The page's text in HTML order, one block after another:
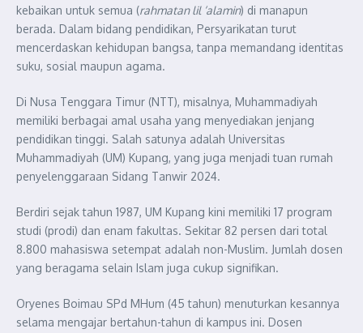
kebaikan untuk semua (rahmatan lil ‘alamin) di manapun
berada. Dalam bidang pendidikan, Persyarikatan turut
mencerdaskan kehidupan bangsa, tanpa memandang identitas
suku, sosial maupun agama.
Di Nusa Tenggara Timur (NTT), misalnya, Muhammadiyah
memiliki berbagai amal usaha yang menyediakan jenjang
pendidikan tinggi. Salah satunya adalah Universitas
Muhammadiyah (UM) Kupang, yang juga menjadi tuan rumah
penyelenggaraan Sidang Tanwir 2024.
Berdiri sejak tahun 1987, UM Kupang kini memiliki 17 program
studi (prodi) dan enam fakultas. Sekitar 82 persen dari total
8.800 mahasiswa setempat adalah non-Muslim. Jumlah dosen
yang beragama selain Islam juga cukup signifikan.
Oryenes Boimau SPd MHum (45 tahun) menuturkan kesannya
selama mengajar bertahun-tahun di kampus ini. Dosen